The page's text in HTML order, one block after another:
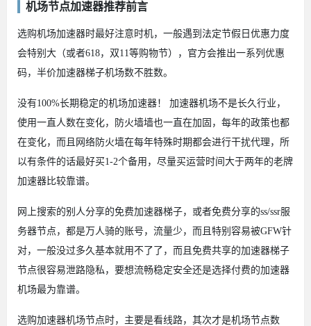
机场节点加速器推荐前言
选购机场加速器时最好注意时机，一般遇到法定节假日优惠力度
会特别大（或者618，双11等购物节），官方会推出一系列优惠
码，半价加速器梯子机场数不胜数。
没有100%长期稳定的机场加速器！ 加速器机场不是长久行业，
使用一直人数在变化，防火墙墙也一直在加固，每年的政策也都
在变化，而且网络防火墙在每年特殊时期都会进行干扰代理，所
以有条件的话最好买1-2个备用，尽量买运营时间大于两年的老牌
加速器比较靠谱。
网上搜索的别人分享的免费加速器梯子，或者免费分享的ss/ssr服
务器节点，都是万人骑的账号，流量少，而且特别容易被GFW针
对，一般没过多久基本就用不了了，而且免费共享的加速器梯子
节点很容易泄路隐私，要想流畅稳定安全还是选择付费的加速器
机场最为靠谱。
选购加速器机场节点时，主要是看线路，其次才是机场节点数